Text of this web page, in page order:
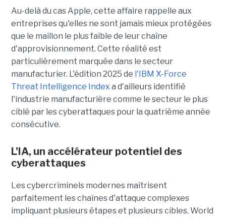
Au-delà du cas Apple, cette affaire rappelle aux
entreprises qu'elles ne sont jamais mieux protégées
que le maillon le plus faible de leur chaîne
d'approvisionnement. Cette réalité est
particulièrement marquée dans le secteur
manufacturier. L'édition 2025 de l'IBM X-Force
Threat Intelligence Index a d'ailleurs identifié
l'industrie manufacturière comme le secteur le plus
ciblé par les cyberattaques pour la quatrième année
consécutive.
L'IA, un accélérateur potentiel des
cyberattaques
Les cybercriminels modernes maîtrisent
parfaitement les chaînes d'attaque complexes
impliquant plusieurs étapes et plusieurs cibles. World